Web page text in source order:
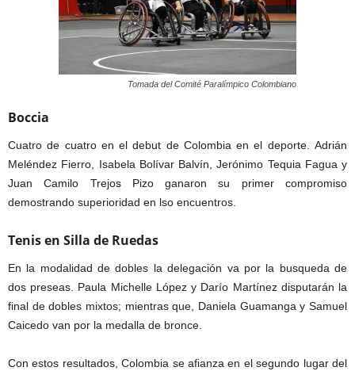
Tomada del Comité Paralímpico Colombiano
Boccia
Cuatro de cuatro en el debut de Colombia en el deporte. Adrián
Meléndez Fierro, Isabela Bolívar Balvín, Jerónimo Tequia Fagua y
Juan Camilo Trejos Pizo ganaron su primer compromiso
demostrando superioridad en lso encuentros.
Tenis en Silla de Ruedas
En la modalidad de dobles la delegación va por la busqueda de
dos preseas. Paula Michelle López y Darío Martínez disputarán la
final de dobles mixtos; mientras que, Daniela Guamanga y Samuel
Caicedo van por la medalla de bronce.
Con estos resultados, Colombia se afianza en el segundo lugar del